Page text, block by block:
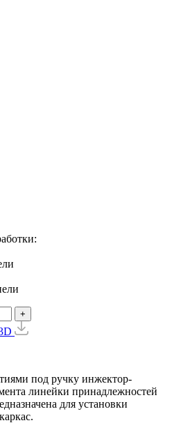
+
под ручку инжектор-
линейки принадлежностей
для установки